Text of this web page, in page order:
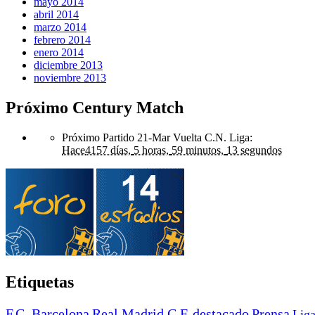
abril 2014
marzo 2014
febrero 2014
enero 2014
diciembre 2013
noviembre 2013
Próximo Century Match
Próximo Partido 21-Mar Vuelta C.N. Liga:
Hace4157 días, 5 horas, 59 minutos, 13 segundos
Etiquetas